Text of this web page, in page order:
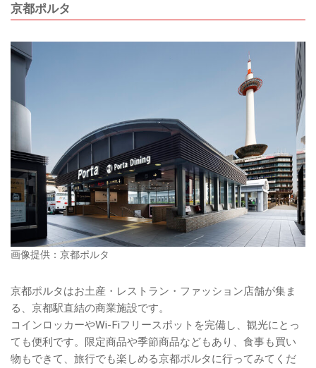
京都ポルタ
画像提供：京都ポルタ
京都ポルタはお土産・レストラン・ファッション店舗が集ま
る、京都駅直結の商業施設です。
コインロッカーやWi-Fiフリースポットを完備し、観光にとっ
ても便利です。限定商品や季節商品などもあり、食事も買い
物もできて、旅行でも楽しめる京都ポルタに行ってみてくだ